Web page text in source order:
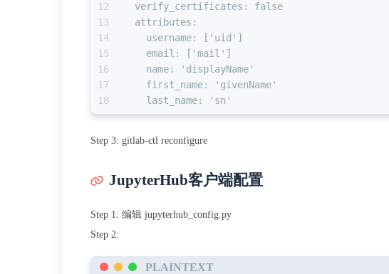
12
13
14
15
16
17
18
  verify_certificates: false
  attributes:
    username: ['uid']
    email: ['mail']
    name: 'displayName'
    first_name: 'givenName'
    last_name: 'sn'
Step 3: gitlab-ctl reconfigure
JupyterHub客户端配置
Step 1: 编辑 jupyterhub_config.py
Step 2:
PLAINTEXT